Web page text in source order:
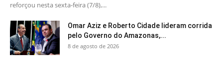
reforçou nesta sexta-feira (7/8),...
Omar Aziz e Roberto Cidade lideram corrida
pelo Governo do Amazonas,...
8 de agosto de 2026